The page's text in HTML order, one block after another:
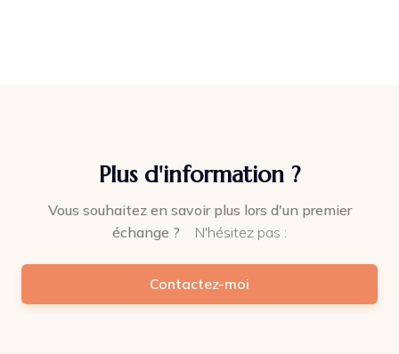
Plus d'information ?
Vous souhaitez en savoir plus lors d'un premier
échange ?
N'hésitez pas :
Contactez-moi